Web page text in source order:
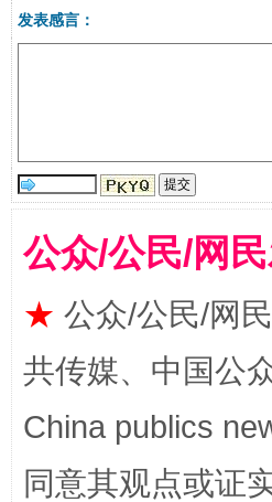
全民健身五年计划来了！等
发表感言：
公众/公民/网
★ 公众/公民/网
共传媒、中国公
China publics
同意其观点或证